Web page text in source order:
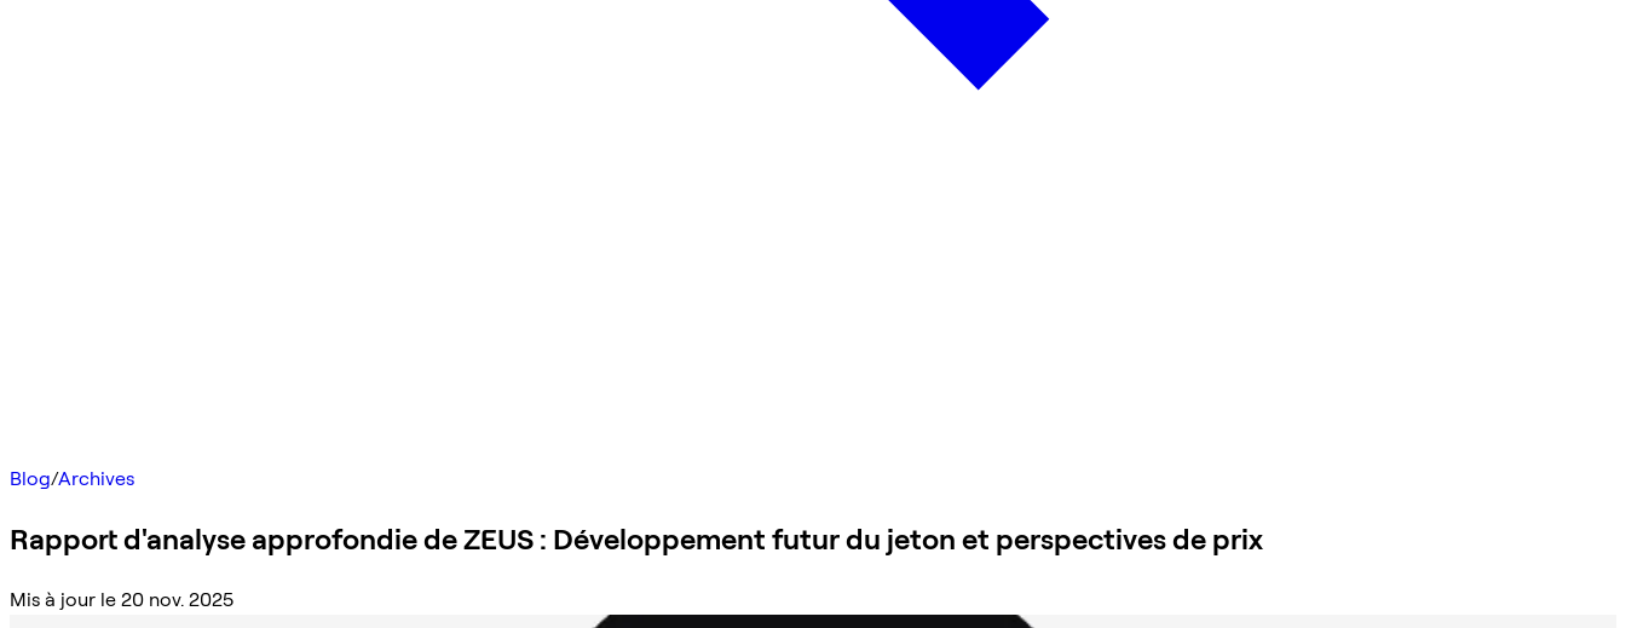
Blog/Archives
Rapport d'analyse approfondie de ZEUS : Développement futur du jeton et perspectives de prix
Mis à jour le 20 nov. 2025